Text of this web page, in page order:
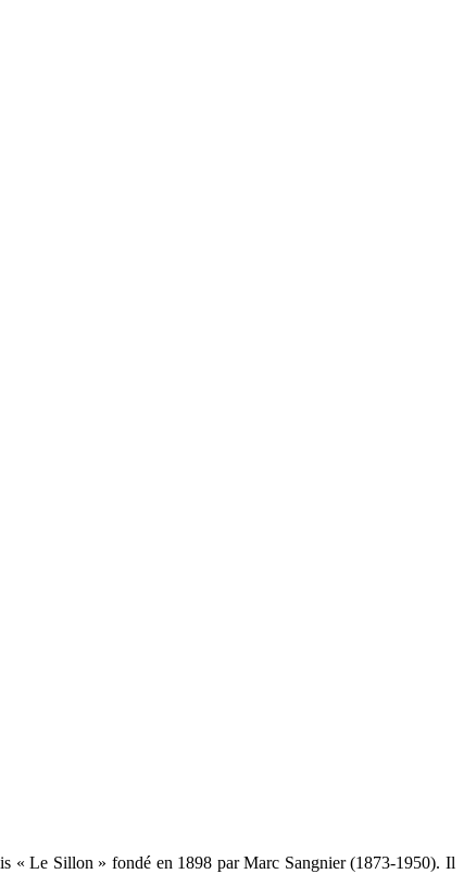
« Le Sillon » fondé en 1898 par Marc Sangnier (1873-1950). Il